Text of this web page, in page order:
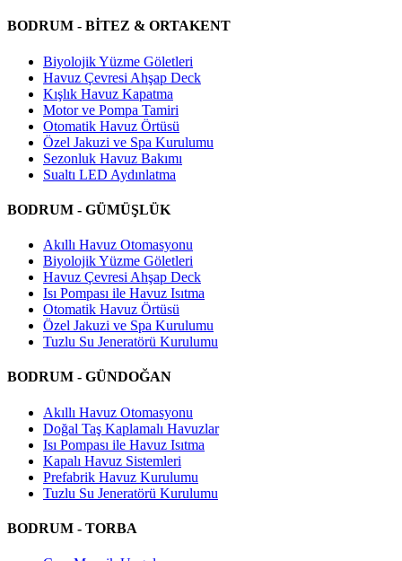
BODRUM - BİTEZ & ORTAKENT
Biyolojik Yüzme Göletleri
Havuz Çevresi Ahşap Deck
Kışlık Havuz Kapatma
Motor ve Pompa Tamiri
Otomatik Havuz Örtüsü
Özel Jakuzi ve Spa Kurulumu
Sezonluk Havuz Bakımı
Sualtı LED Aydınlatma
BODRUM - GÜMÜŞLÜK
Akıllı Havuz Otomasyonu
Biyolojik Yüzme Göletleri
Havuz Çevresi Ahşap Deck
Isı Pompası ile Havuz Isıtma
Otomatik Havuz Örtüsü
Özel Jakuzi ve Spa Kurulumu
Tuzlu Su Jeneratörü Kurulumu
BODRUM - GÜNDOĞAN
Akıllı Havuz Otomasyonu
Doğal Taş Kaplamalı Havuzlar
Isı Pompası ile Havuz Isıtma
Kapalı Havuz Sistemleri
Prefabrik Havuz Kurulumu
Tuzlu Su Jeneratörü Kurulumu
BODRUM - TORBA